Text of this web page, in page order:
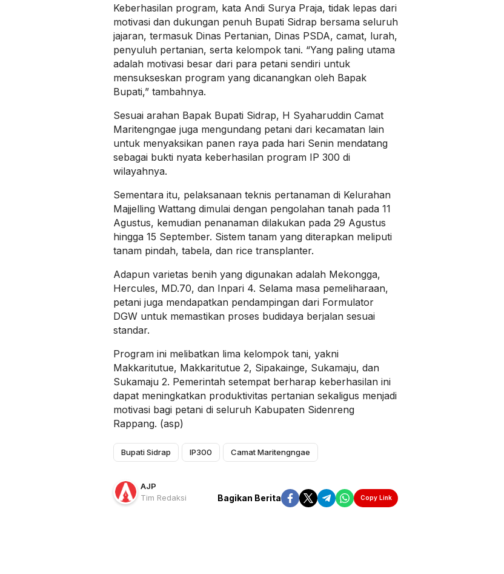
Keberhasilan program, kata Andi Surya Praja, tidak lepas dari
motivasi dan dukungan penuh Bupati Sidrap bersama seluruh
jajaran, termasuk Dinas Pertanian, Dinas PSDA, camat, lurah,
penyuluh pertanian, serta kelompok tani. “Yang paling utama
adalah motivasi besar dari para petani sendiri untuk
mensukseskan program yang dicanangkan oleh Bapak
Bupati,” tambahnya.
Sesuai arahan Bapak Bupati Sidrap, H Syaharuddin Camat
Maritengngae juga mengundang petani dari kecamatan lain
untuk menyaksikan panen raya pada hari Senin mendatang
sebagai bukti nyata keberhasilan program IP 300 di
wilayahnya.
Sementara itu, pelaksanaan teknis pertanaman di Kelurahan
Majjelling Wattang dimulai dengan pengolahan tanah pada 11
Agustus, kemudian penanaman dilakukan pada 29 Agustus
hingga 15 September. Sistem tanam yang diterapkan meliputi
tanam pindah, tabela, dan rice transplanter.
Adapun varietas benih yang digunakan adalah Mekongga,
Hercules, MD.70, dan Inpari 4. Selama masa pemeliharaan,
petani juga mendapatkan pendampingan dari Formulator
DGW untuk memastikan proses budidaya berjalan sesuai
standar.
Program ini melibatkan lima kelompok tani, yakni
Makkaritutue, Makkaritutue 2, Sipakainge, Sukamaju, dan
Sukamaju 2. Pemerintah setempat berharap keberhasilan ini
dapat meningkatkan produktivitas pertanian sekaligus menjadi
motivasi bagi petani di seluruh Kabupaten Sidenreng
Rappang. (asp)
Bupati Sidrap IP300 Camat Maritengngae
AJP
Tim Redaksi
Bagikan Berita Copy Link